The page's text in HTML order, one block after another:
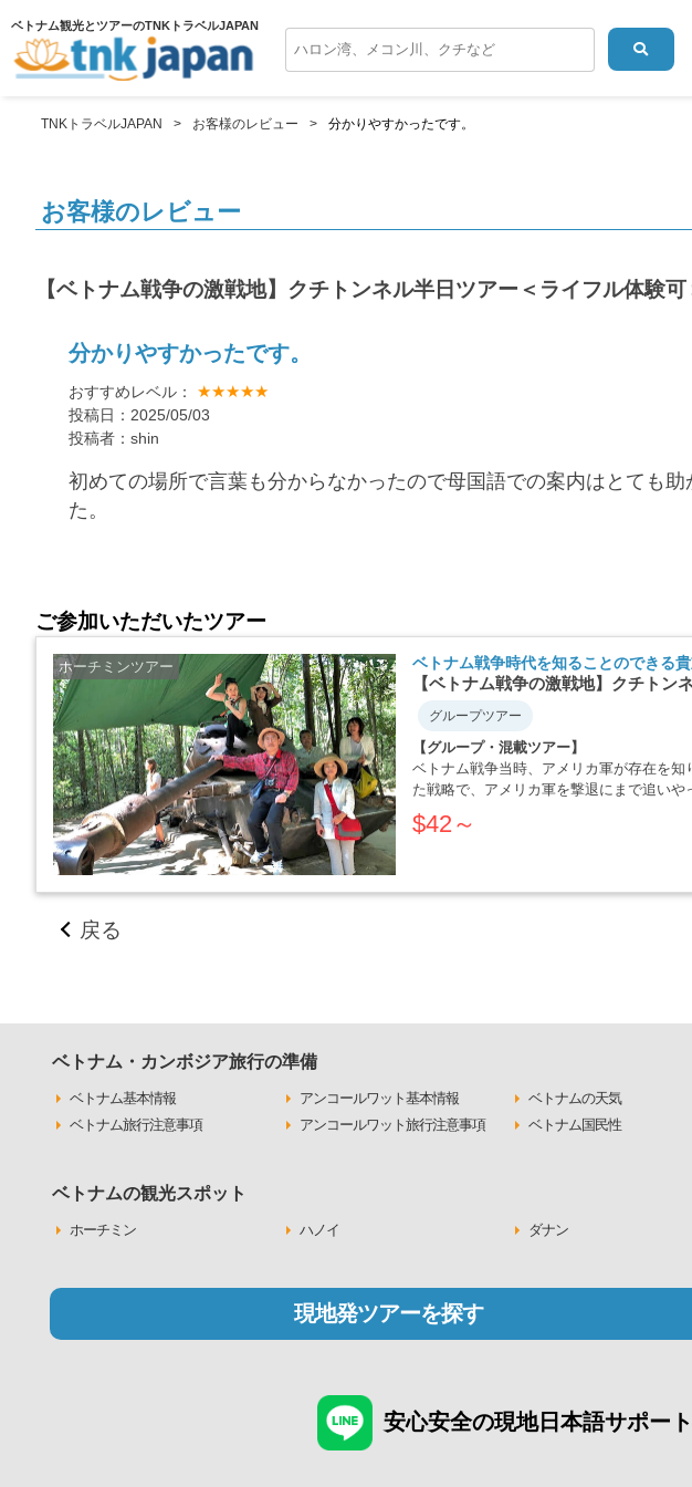
ベトナム観光とツアーのTNKトラベルJAPAN
TNKトラベルJAPAN お客様のレビュー 分かりやすかったです。
お客様のレビュー
【ベトナム戦争の激戦地】クチトンネル半日ツアー＜ライフル体験可
分かりやすかったです。
おすすめレベル： ★★★★★
投稿日：2025/05/03
投稿者：shin
初めての場所で言葉も分からなかったので母国語での案内はとても
た。
ご参加いただいたツアー
ホーチミンツアー ベトナム戦争時代を知ることのできる貴
【ベトナム戦争の激戦地】クチトン
グループツアー
【グループ・混載ツアー】
ベトナム戦争当時、アメリカ軍が存在を
た戦略で、アメリカ軍を撃退にまで追い
か・・・・・
$42～
戻る
ベトナム・カンボジア旅行の準備
ベトナム基本情報 アンコールワット基本情報 ベトナムの天気
ベトナム旅行注意事項
アンコールワット旅行注意事項 ベトナム国民性
ベトナムの観光スポット
ホーチミン ハノイ ダナン
現地発ツアーを探す
安心安全の現地日本語サポート